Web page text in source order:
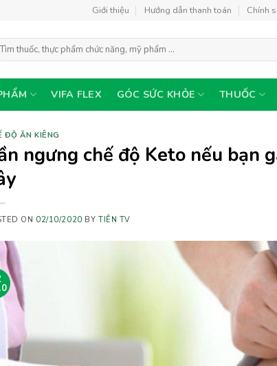
Giới thiệu Hướng dẫn thanh toán Chính
VIFA FLEX GÓC SỨC KHỎE THUỐC
ĐỘ ĂN KIÊNG
ngưng chế độ Keto nếu bạn
ON 02/10/2020 BY TIÊN TV